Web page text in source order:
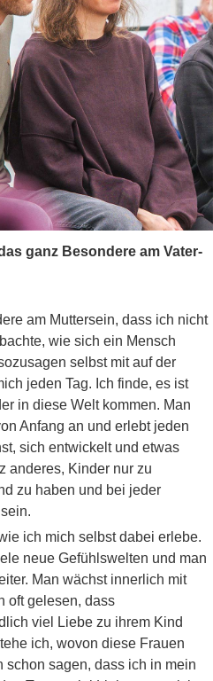
ganz Besondere am Vater-
am Muttersein, dass ich nicht
wie sich ein Mensch
selbst mit auf der
jeden Tag. Ich finde, es ist
in diese Welt kommen. Man
Anfang an und erlebt jeden
sich entwickelt und etwas
anderes, Kinder nur zu
zu haben und bei jeder
ich mich selbst dabei erlebe.
neue Gefühlswelten und man
Man wächst innerlich mit
oft gelesen, dass
viel Liebe zu ihrem Kind
ich, wovon diese Frauen
schon sagen, dass ich in mein